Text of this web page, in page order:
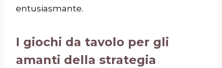
entusiasmante.
I giochi da tavolo per gli
amanti della strategia